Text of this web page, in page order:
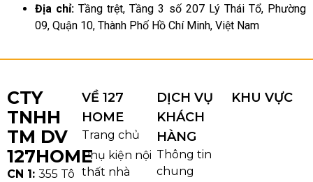
Địa chỉ: Tầng trệt, Tầng 3 số 207 Lý Thái Tổ, Phường
09, Quận 10, Thành Phố Hồ Chí Minh, Việt Nam
CTY
TNHH
TM DV
127HOME
CN 1: 355 Tô
VỀ 127
HOME
Trang chủ
Phụ kiện nội
thất nhà
DỊCH VỤ
KHÁCH
HÀNG
Thông tin
chung
KHU VỰC